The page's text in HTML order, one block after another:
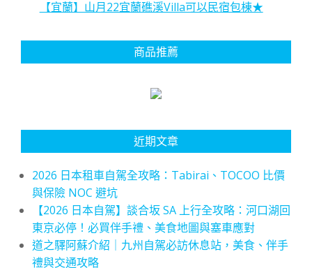
【宜蘭】山月22宜蘭礁溪Villa可以民宿包棟★
商品推薦
近期文章
2026 日本租車自駕全攻略：Tabirai、TOCOO 比價
與保險 NOC 避坑
【2026 日本自駕】談合坂 SA 上行全攻略：河口湖回
東京必停！必買伴手禮、美食地圖與塞車應對
道之驛阿蘇介紹｜九州自駕必訪休息站，美食、伴手
禮與交通攻略